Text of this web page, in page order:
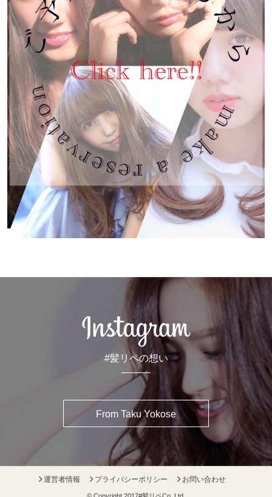
#髪リペの想い
From Taku Yokose
運営者情報 プライバシーポリシー お問い合わせ